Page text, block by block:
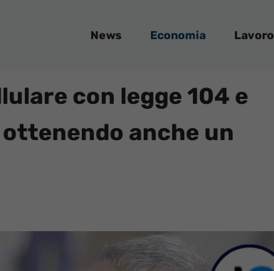
News Economia Lavoro
con legge 104 e
anche un